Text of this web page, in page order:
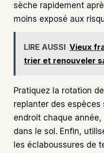
sèche rapidement
moins exposé aux
LIRE AUSSI Vieux
trier et renouveler
Pratiquez la rotation
replanter des espèces
endroit chaque
dans le sol. Enfin,
les éclaboussures de